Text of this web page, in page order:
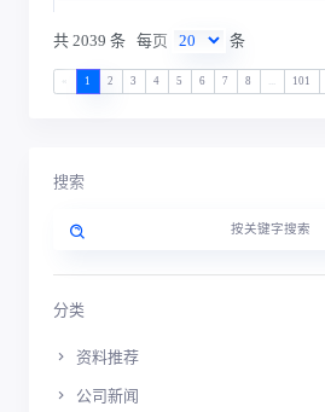
共 2039 条 每页 条
1 2 3 4 5 6 7 8 101
搜索
分类
资料推荐
公司新闻